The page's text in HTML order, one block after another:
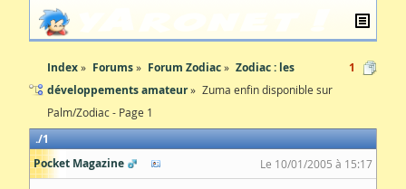
Index Forums Forum Zodiac
Zodiac : les
développements amateur
Zuma enfin disponible sur
Palm/Zodiac - Page 1
1
1
Pocket Magazine
Le 10/01/2005 à 15:17